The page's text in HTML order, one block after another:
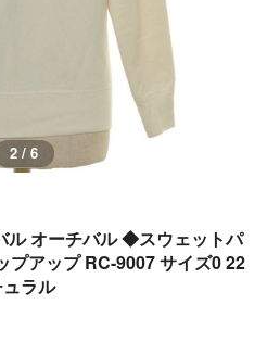
3 / 6
ル オーチバル ◆スウェットパ
プアップ RC-9007 サイズ0 22
ラル